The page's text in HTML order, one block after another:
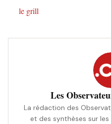
le grill
Les
La rédaction des
et des synthèses sur